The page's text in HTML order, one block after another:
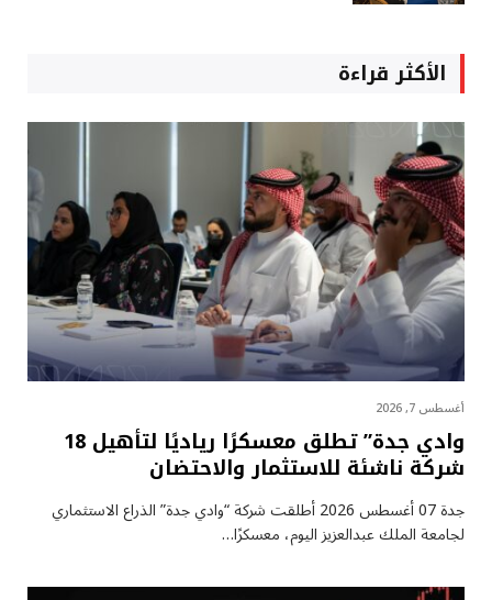
الأكثر قراءة
أغسطس 7, 2026
وادي جدة” تطلق معسكرًا رياديًا لتأهيل 18
شركة ناشئة للاستثمار والاحتضان
جدة 07 أغسطس 2026 أطلقت شركة “وادي جدة” الذراع الاستثماري
لجامعة الملك عبدالعزيز اليوم، معسكرًا…